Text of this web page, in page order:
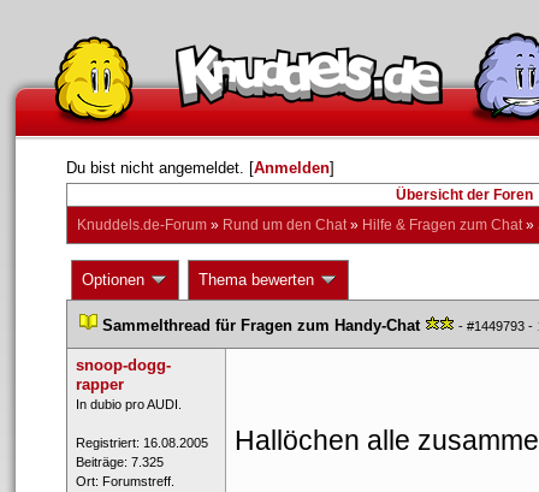
Du bist nicht angemeldet. [Anmelden]
Übersicht der Foren
Knuddels.de-Forum » Rund um den Chat » Hilfe & Fragen zum Chat »
Optionen Thema bewerten
Sammelthread für Fragen zum Handy-Chat - #1449793 -
noop-dogg-
rapper
​In dubio pro AUDI.
Registriert: 16.08.2005
Beiträge: 7.325
Ort: Forumstreff.
Hallöchen alle